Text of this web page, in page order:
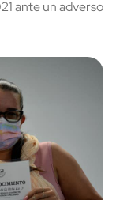
ante un adverso